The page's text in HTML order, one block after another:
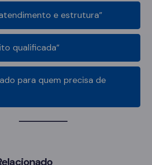
e estrutura”
qualificada”
para quem precisa de